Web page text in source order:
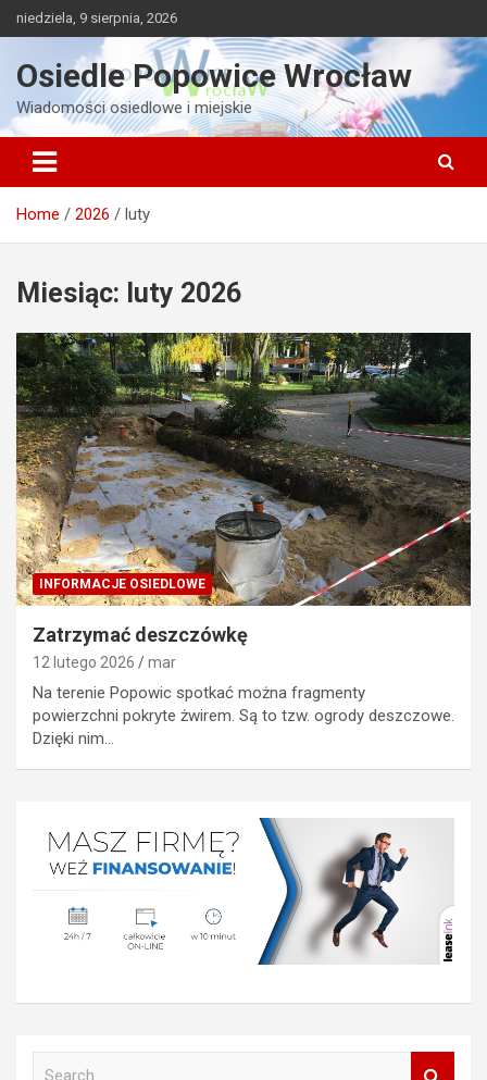
Skip
to
niedziela, 9 sierpnia, 2026
Osiedle Popowice Wrocław
Wiadomości osiedlowe i miejskie
Home 2026 luty
Miesiąc: luty 2026
INFORMACJE OSIEDLOWE
Zatrzymać deszczówkę
12 lutego 2026 mar
Na terenie Popowic spotkać można fragmenty
powierzchni pokryte żwirem. Są to tzw. ogrody deszczowe.
Dzięki nim…